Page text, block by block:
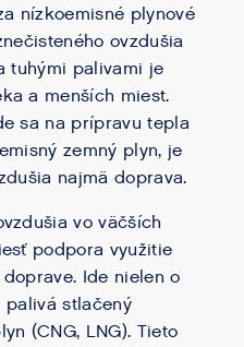
nízkoemisné plynové
ovzdušia
tuhými palivami je
a menších miest.
sa na prípravu tepla
zemný plyn, je
najmä doprava.
vo väčších
podpora využitie
Ide nielen o
stlačený
(CNG, LNG). Tieto